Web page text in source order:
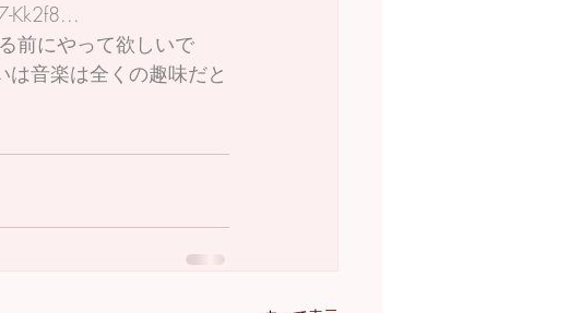
Kk2f8...
音楽は全くの趣味だと